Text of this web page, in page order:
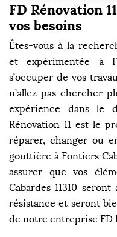
FD Rénovation
vos besoins
Êtes-vous à la
et expérimentée à
s’occuper de vos
n’allez pas chercher
expérience dans le
Rénovation 11 est le
réparer, changer ou
gouttière à Fontiers
assurer que vos
Cabardes 11310
résistance et seront
de notre entreprise FD